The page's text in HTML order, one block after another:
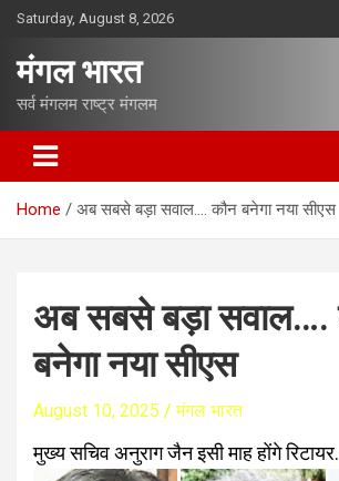
o
e
Saturday, August 8, 2026
मंगल भारत
सर्व मंगलम राष्ट्र मंगलम
Home अब सबसे बड़ा सवाल…. कौन बनेगा नया सीएस
अब सबसे बड़ा सवाल….
बनेगा नया सीएस
August 10, 2025 मंगल भारत
मुख्य सचिव अनुराग जैन इसी माह होंगे रिटायर.